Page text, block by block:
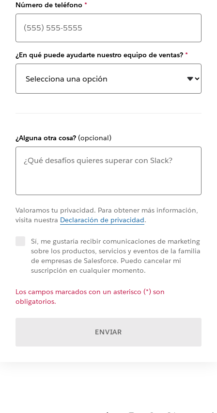
Número de teléfono *
¿En qué puede ayudarte nuestro equipo de ventas? *
¿Alguna otra cosa? (opcional)
Valoramos tu privacidad. Para obtener más información,
visita nuestra Declaración de privacidad.
Sí, me gustaría recibir comunicaciones de marketing
sobre los productos, servicios y eventos de la familia
de empresas de Salesforce. Puedo cancelar mi
suscripción en cualquier momento.
Los campos marcados con un asterisco (*) son
obligatorios.
ENVIAR